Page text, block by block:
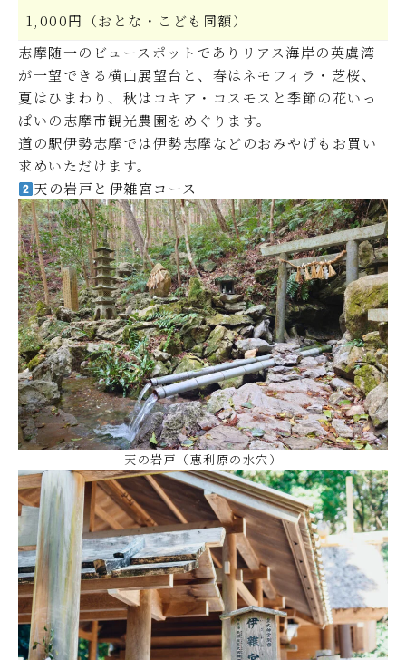
1,000円（おとな・こども同額）
志摩随一のビュースポットでありリアス海岸の英虞湾
が一望できる横山展望台と、春はネモフィラ・芝桜、
夏はひまわり、秋はコキア・コスモスと季節の花いっ
ぱいの志摩市観光農園をめぐります。
道の駅伊勢志摩では伊勢志摩などのおみやげもお買い
求めいただけます。
天の岩戸と伊雑宮コース
天の岩戸（恵利原の水穴）